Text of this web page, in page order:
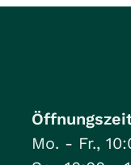
Mo. - Fr.,